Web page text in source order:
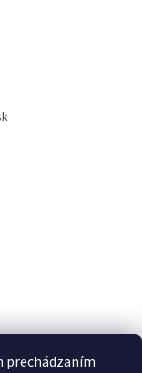
prechádzaním